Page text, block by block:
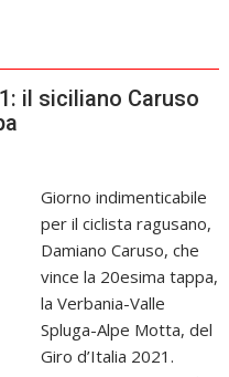
il siciliano Caruso
Giorno indimenticabile
per il ciclista ragusano,
Damiano Caruso, che
vince la 20esima tappa,
la Verbania-Valle
Spluga-Alpe Motta, del
Giro d’Italia 2021.